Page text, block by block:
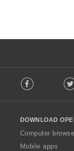
o
w
O
p
Facebook
DOWNLOAD
Computer
Mobile apps